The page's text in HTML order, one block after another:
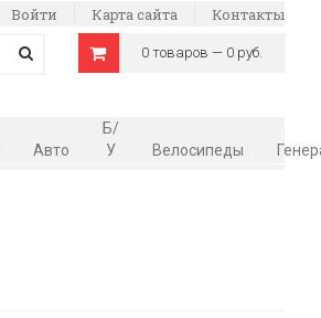
Войти Карта сайта Контакты
0 товаров — 0 руб.
Авто
Б/
У
Велосипеды